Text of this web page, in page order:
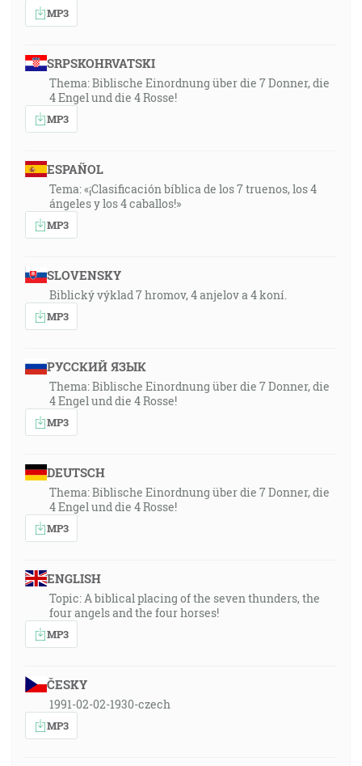
MP3
SRPSKOHRVATSKI
Thema: Biblische Einordnung über die 7 Donner, die
4 Engel und die 4 Rosse!
MP3
ESPAÑOL
Tema: «¡Clasificación bíblica de los 7 truenos, los 4
ángeles y los 4 caballos!»
MP3
SLOVENSKY
Biblický výklad 7 hromov, 4 anjelov a 4 koní.
MP3
РУССКИЙ ЯЗЫК
Thema: Biblische Einordnung über die 7 Donner, die
4 Engel und die 4 Rosse!
MP3
DEUTSCH
Thema: Biblische Einordnung über die 7 Donner, die
4 Engel und die 4 Rosse!
MP3
ENGLISH
Topic: A biblical placing of the seven thunders, the
four angels and the four horses!
MP3
ČESKY
1991-02-02-1930-czech
MP3